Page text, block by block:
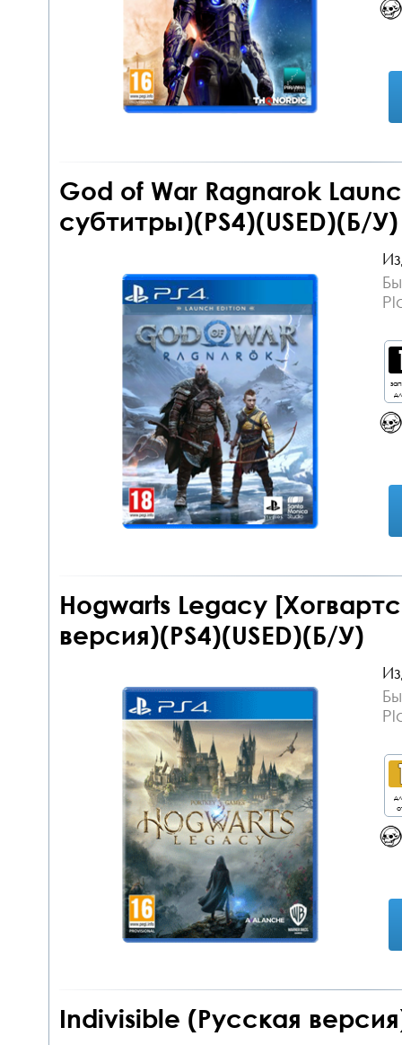
God of War Ragnarok
субтитры)(PS4)(USED)(Б/У)
Hogwarts Legacy
версия)(PS4)(USED)(Б/У)
Indivisible (Русская